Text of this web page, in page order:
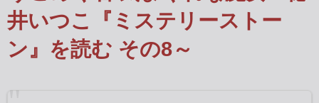
井いつこ『ミステリーストー
ン』を読む その8～